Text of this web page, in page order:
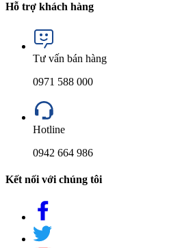
Hỗ trợ khách hàng
Tư vấn bán hàng
0971 588 000
Hotline
0942 664 986
Kết nối với chúng tôi